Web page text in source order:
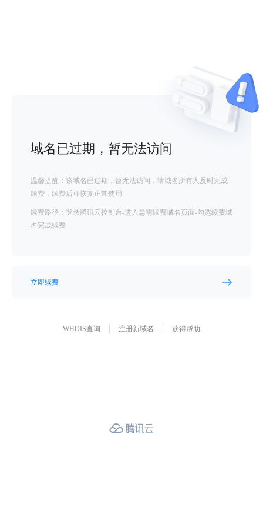
域名已过期，暂无法访问
温馨提醒：该域名已过期，暂无法访问，请域名所有人及时完成
续费，续费后可恢复正常使用
续费路径：登录腾讯云控制台-进入急需续费域名页面-勾选续费域
名完成续费
立即续费
WHOIS查询 注册新域名 获得帮助